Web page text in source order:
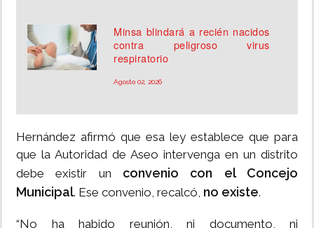
Minsa blindará a recién nacidos
contra peligroso virus
respiratorio
Agosto 02, 2026
Hernández afirmó que esa ley establece que para
que la Autoridad de Aseo intervenga en un distrito
debe existir un convenio con el Concejo
Municipal. Ese convenio, recalcó, no existe.
“No ha habido reunión, ni documento, ni